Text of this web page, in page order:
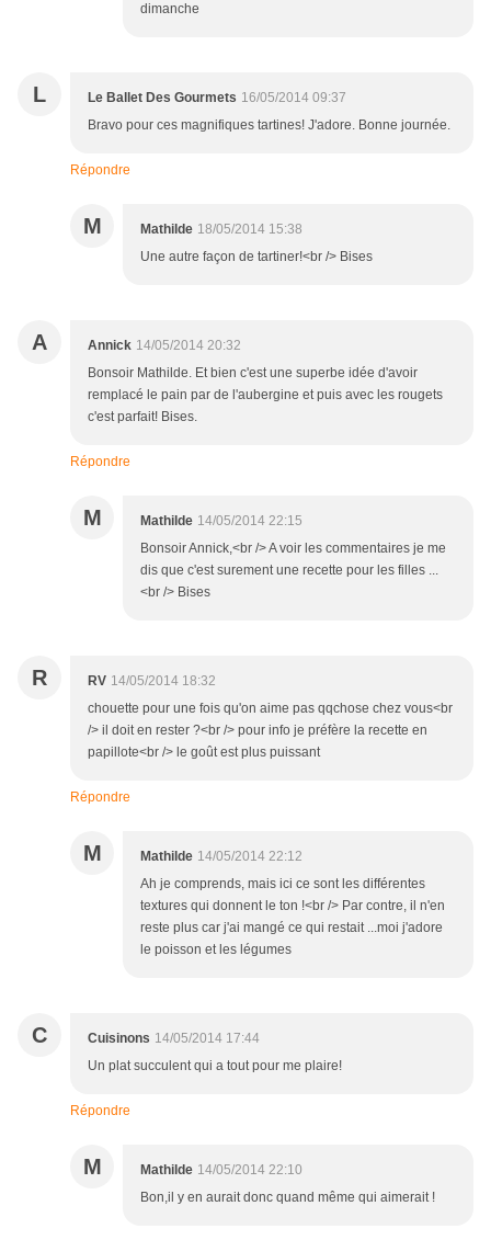
dimanche
L Le Ballet Des Gourmets 16/05/2014 09:37
Bravo pour ces magnifiques tartines! J'adore. Bonne journée.
Répondre
M Mathilde 18/05/2014 15:38
Une autre façon de tartiner!<br /> Bises
A Annick 14/05/2014 20:32
Bonsoir Mathilde. Et bien c'est une superbe idée d'avoir
remplacé le pain par de l'aubergine et puis avec les rougets
c'est parfait! Bises.
Répondre
M Mathilde 14/05/2014 22:15
Bonsoir Annick,<br /> A voir les commentaires je me
dis que c'est surement une recette pour les filles ...
<br /> Bises
R RV 14/05/2014 18:32
chouette pour une fois qu'on aime pas qqchose chez vous<br
/> il doit en rester ?<br /> pour info je préfère la recette en
papillote<br /> le goût est plus puissant
Répondre
M Mathilde 14/05/2014 22:12
Ah je comprends, mais ici ce sont les différentes
textures qui donnent le ton !<br /> Par contre, il n'en
reste plus car j'ai mangé ce qui restait ...moi j'adore
le poisson et les légumes
C Cuisinons 14/05/2014 17:44
Un plat succulent qui a tout pour me plaire!
Répondre
M Mathilde 14/05/2014 22:10
Bon,il y en aurait donc quand même qui aimerait !